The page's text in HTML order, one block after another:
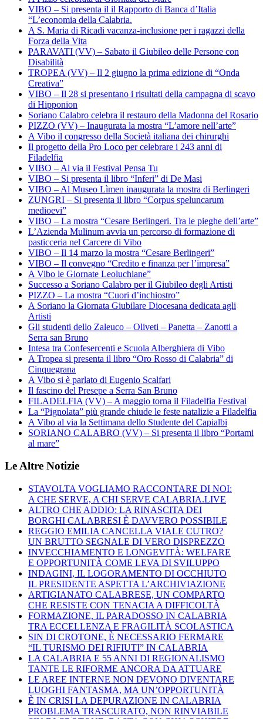
VIBO – Si presenta il il Rapporto di Banca d’Italia
“L’economia della Calabria.
A S. Maria di Ricadi vacanza-inclusione per i ragazzi della
Forza della Vita
PARAVATI (VV) – Sabato il Giubileo delle Persone con
Disabilità
TROPEA (VV) – Il 2 giugno la prima edizione di “Onda
Creativa”
VIBO – Il 28 si presentano i risultati della campagna di scavo
di Hipponion
Soriano Calabro celebra il restauro della Madonna del Rosario
PIZZO (VV) – Inaugurata la mostra “L’amore nell’arte”
A Vibo il congresso della Società italiana dei chirurghi
Il progetto della Pro Loco per celebrare i 243 anni di
Filadelfia
VIBO – Al via il Festival Pensa Tu
VIBO – Si presenta il libro “Inferi” di De Masi
VIBO – Al Museo Lìmen inaugurata la mostra di Berlingeri
ZUNGRI – Si presenta il libro “Corpus speluncarum
medioevi”
VIBO – La mostra “Cesare Berlingeri. Tra le pieghe dell’arte”
L’Azienda Mulinum avvia un percorso di formazione di
pasticceria nel Carcere di Vibo
VIBO – Il 14 marzo la mostra “Cesare Berlingeri”
VIBO – Il convegno “Credito e finanza per l’impresa”
A Vibo le Giornate Leoluchiane”
Successo a Soriano Calabro per il Giubileo degli Artisti
PIZZO – La mostra “Cuori d’inchiostro”
A Soriano la Giornata Giubilare Diocesana dedicata agli
Artisti
Gli studenti dello Zaleuco – Oliveti – Panetta – Zanotti a
Serra san Bruno
Intesa tra Confesercenti e Scuola Alberghiera di Vibo
A Tropea si presenta il libro “Oro Rosso di Calabria” di
Cinquegrana
A Vibo si è parlato di Eugenio Scalfari
Il fascino del Presepe a Serra San Bruno
FILADELFIA (VV) – A maggio torna il Filadelfia Festival
La “Pignolata” più grande chiude le feste natalizie a Filadelfia
A Vibo al via la Settimana dello Studente del Capialbi
SORIANO CALABRO (VV) – Si presenta il libro “Portami
al mare”
Le Altre Notizie
STAVOLTA VOGLIAMO RACCONTARE DI NOI:
A CHE SERVE, A CHI SERVE CALABRIA.LIVE
ALTRO CHE ADDIO: LA RINASCITA DEI
BORGHI CALABRESI È DAVVERO POSSIBILE
REGGIO EMILIA CANCELLA VIALE CUTRO?
UN BRUTTO SEGNALE DI VERO DISPREZZO
INVECCHIAMENTO E LONGEVITÀ: WELFARE
E OPPORTUNITÀ COME LEVA DI SVILUPPO
INDAGINI, IL LOGORAMENTO DI OCCHIUTO
IL PRESIDENTE ASPETTA L’ARCHIVIAZIONE
ARTIGIANATO CALABRESE, UN COMPARTO
CHE RESISTE CON TENACIA A DIFFICOLTÀ
FORMAZIONE, IL PARADOSSO IN CALABRIA
TRA ECCELLENZA E FRAGILITÀ SCOLASTICA
SIN DI CROTONE, È NECESSARIO FERMARE
“IL TURISMO DEI RIFIUTI” IN CALABRIA
LA CALABRIA E 55 ANNI DI REGIONALISMO
TANTE LE RIFORME ANCORA DA ATTUARE
LE AREE INTERNE NON DEVONO DIVENTARE
LUOGHI FANTASMA, MA UN’OPPORTUNITÀ
È IN CRISI LA DEPURAZIONE IN CALABRIA
PROBLEMA TRASCURATO, NON RINVIABILE